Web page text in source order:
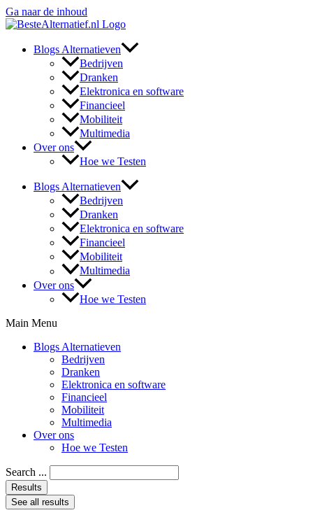
Ga naar de inhoud
Blogs Alternatieven
Bedrijven
Dranken
Elektronica en software
Financieel
Mobiliteit
Multimedia
Over ons
Hoe we Testen
Blogs Alternatieven
Bedrijven
Dranken
Elektronica en software
Financieel
Mobiliteit
Multimedia
Over ons
Hoe we Testen
Main Menu
Blogs Alternatieven
Bedrijven
Dranken
Elektronica en software
Financieel
Mobiliteit
Multimedia
Over ons
Hoe we Testen
Search ...
Results
See all results